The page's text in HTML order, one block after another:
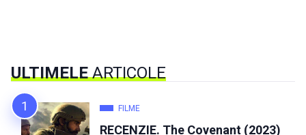
ULTIMELEARTICOLE
FILME
RECENZIE. The Covenant (2023)